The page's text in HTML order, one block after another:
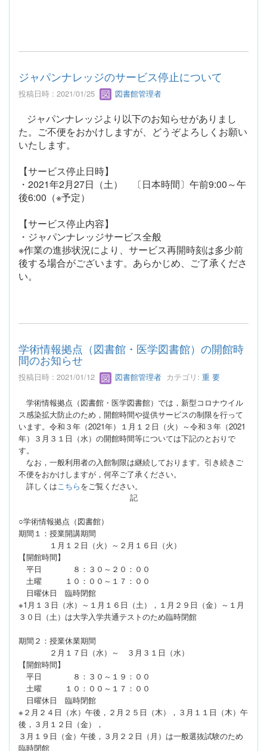
ジャパンナレッジのサービス停止について
投稿日時 : 2021/01/25 図書館管理者
ジャパンナレッジより以下のお知らせがありまし
た。ご不便をおかけしますが、どうぞよろしくお願い
いたします。
【サービス停止日時】
・2021年2月27日（土） 〔日本時間〕午前9:00～午
後6:00（※予定）
【サービス停止内容】
・ジャパンナレッジサービス全般
※作業の進捗状況により、サービス再開時刻は多少前
後する場合がございます。あらかじめ、ご了承くださ
い。
学術情報拠点（図書館・医学図書館）の開館時
間のお知らせ
投稿日時 : 2021/01/12 図書館管理者 カテゴリ: 重 要
学術情報拠点（図書館・医学図書館）では，新型コロナウイル
ス感染拡大防止のため，開館時間や提供サービスの制限を行って
います。令和３年（2021年）１月１２日（火）～令和３年（2021
年）３月３１日（水）の開館時間等については下記のとおりで
す。
なお，一般利用者の入館制限は継続しております。引き続きご
不便をおかけしますが，何卒ご了承ください。
詳しくはこちらをご覧ください。
記
○学術情報拠点（図書館）
期間１：授業開講期間
１月１２日（火）～２月１６日（火）
【開館時間】
平日 ８：３０～２０：００
土曜 １０：００～１７：００
日曜休日 臨時閉館
※1月１３日（水）～１月１６日（土），１月２９日（金）～１月
３０日（土）は大学入学共通テストのため臨時閉館
期間２：授業休業期間
２月１７日（水）～ ３月３１日（水）
【開館時間】
平日 ８：３０～１９：００
土曜 １０：００～１７：００
日曜休日 臨時閉館
※２月２４日（水）午後，２月２５日（木），３月１１日（木）午
後，３月１２日（金），
３月１９日（金）午後，３月２２日（月）は一般選抜試験のため
臨時閉館